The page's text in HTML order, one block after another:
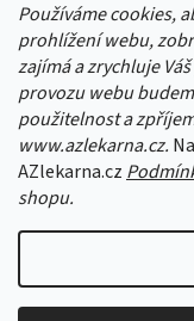
Používáme cookies,
prohlížení webu,
zajímá a zrychluje
provozu webu
použitelnost a
www.azlekarna.cz.
AZlekarna.cz
shopu.
Vložením e-mailu
PŘIHLÁSIT SE